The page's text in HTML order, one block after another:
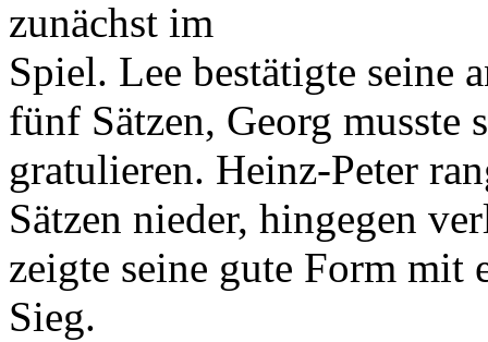
zunächst im
Spiel. Lee bestätigte seine
fünf Sätzen, Georg musste
gratulieren. Heinz-Peter
Sätzen nieder, hingegen
zeigte seine gute Form mit
Sieg.